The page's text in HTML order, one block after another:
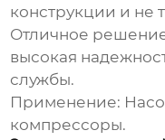
конструкции и не
Отличное решение
высокая
службы.
Применение:
компрессоры.